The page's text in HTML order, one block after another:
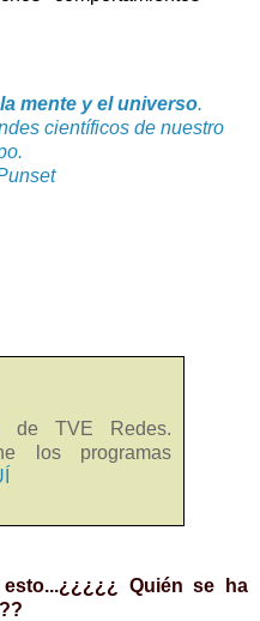
mente y el universo.
científicos de nuestro
de TVE Redes.
los programas
Quién se ha